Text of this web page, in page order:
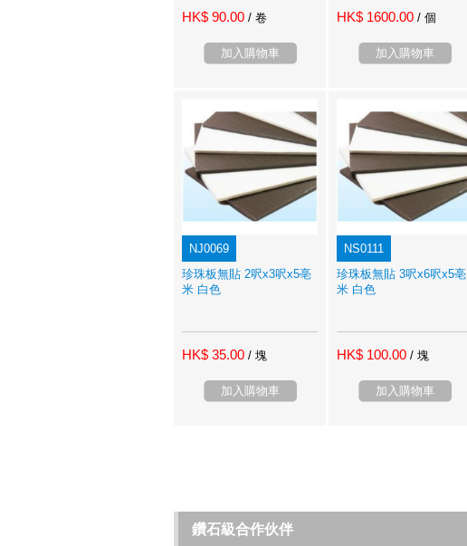
HK$ 90.00 / 卷
加入購物車
HK$ 1600.00 / 個
加入購物車
NJ0069
珍珠板無貼 2呎x3呎x5亳
米 白色
HK$ 35.00 / 塊
加入購物車
NS0111
珍珠板無貼 3呎x6呎x5亳
米 白色
HK$ 100.00 / 塊
加入購物車
鑽石級合作伙伴